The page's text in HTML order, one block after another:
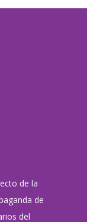
de la
de
del